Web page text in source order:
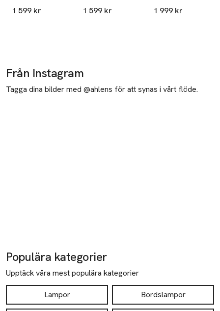
1 599 kr
1 599 kr
1 999 kr
Från Instagram
Tagga dina bilder med @ahlens för att synas i vårt flöde.
Populära kategorier
Upptäck våra mest populära kategorier
Lampor Bordslampor